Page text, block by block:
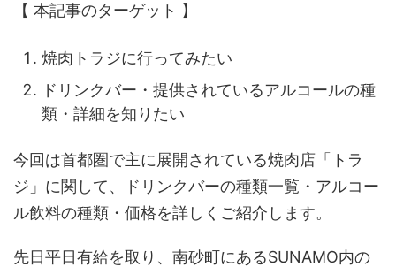
【 本記事のターゲット 】
焼肉トラジに行ってみたい
ドリンクバー・提供されているアルコールの種
類・詳細を知りたい
今回は首都圏で主に展開されている焼肉店「トラ
ジ」に関して、ドリンクバーの種類一覧・アルコー
ル飲料の種類・価格を詳しくご紹介します。
先日平日有給を取り、南砂町にあるSUNAMO内の